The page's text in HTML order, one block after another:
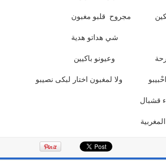
شي هداتو هدية
وعيونو باكيين
احْبيبو ولا لمغبون اختار لبكى نصيبو
قشبال